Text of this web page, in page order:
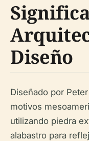
Diseño
Diseñado por
motivos
utilizando piedra
alabastro para